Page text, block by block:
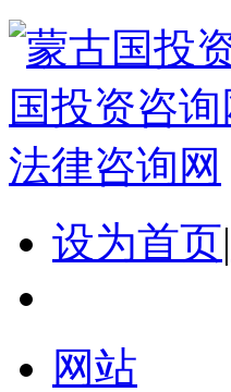
设为首页|
网站